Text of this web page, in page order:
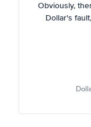
Obviously,
Dollar's